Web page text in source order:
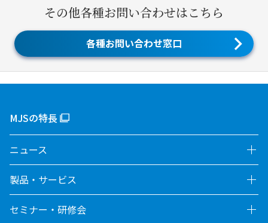
その他各種お問い合わせはこちら
各種お問い合わせ窓口
MJSの特長
ニュース
製品・サービス
セミナー・研修会